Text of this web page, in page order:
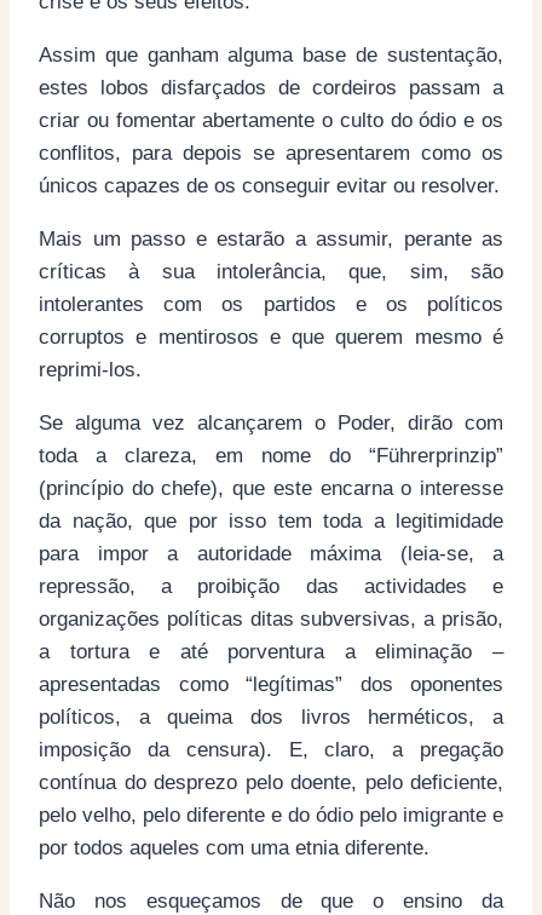
Assim que ganham alguma base de sustentação,
estes lobos disfarçados de cordeiros passam a
criar ou fomentar abertamente o culto do ódio e os
conflitos, para depois se apresentarem como os
únicos capazes de os conseguir evitar ou resolver.
Mais um passo e estarão a assumir, perante as
críticas à sua intolerância, que, sim, são
intolerantes com os partidos e os políticos
corruptos e mentirosos e que querem mesmo é
reprimi-los.
Se alguma vez alcançarem o Poder, dirão com
toda a clareza, em nome do “Führerprinzip”
(princípio do chefe), que este encarna o interesse
da nação, que por isso tem toda a legitimidade
para impor a autoridade máxima (leia-se, a
repressão, a proibição das actividades e
organizações políticas ditas subversivas, a prisão,
a tortura e até porventura a eliminação –
apresentadas como “legítimas” dos oponentes
políticos, a queima dos livros herméticos, a
imposição da censura). E, claro, a pregação
contínua do desprezo pelo doente, pelo deficiente,
pelo velho, pelo diferente e do ódio pelo imigrante e
por todos aqueles com uma etnia diferente.
Não nos esqueçamos de que o ensino da